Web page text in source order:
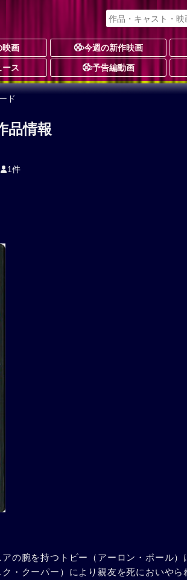
映画 今週の新作映画
ース 予告編動画
ド
品情報
1件
の腕を持つトビー（アーロン・ポール）
・クーパー）により親友を死においやら